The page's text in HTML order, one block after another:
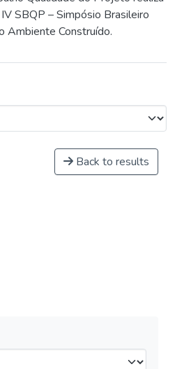
SBQP – Simpósio Brasileiro
Ambiente Construído.
Back to results